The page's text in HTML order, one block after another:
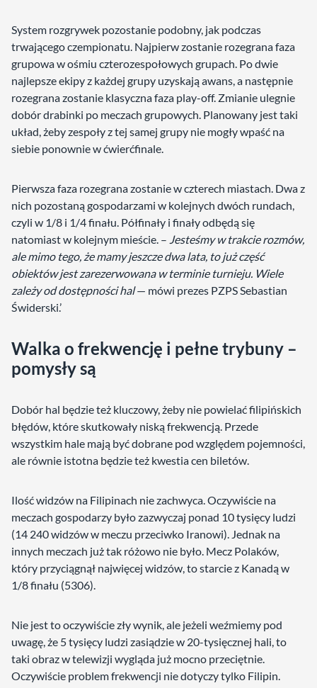
System rozgrywek pozostanie podobny, jak podczas
trwającego czempionatu. Najpierw zostanie rozegrana faza
grupowa w ośmiu czterozespołowych grupach. Po dwie
najlepsze ekipy z każdej grupy uzyskają awans, a następnie
rozegrana zostanie klasyczna faza play-off. Zmianie ulegnie
dobór drabinki po meczach grupowych. Planowany jest taki
układ, żeby zespoły z tej samej grupy nie mogły wpaść na
siebie ponownie w ćwierćfinale.
Pierwsza faza rozegrana zostanie w czterech miastach. Dwa z
nich pozostaną gospodarzami w kolejnych dwóch rundach,
czyli w 1/8 i 1/4 finału. Półfinały i finały odbędą się
natomiast w kolejnym mieście. – Jesteśmy w trakcie rozmów,
ale mimo tego, że mamy jeszcze dwa lata, to już część
obiektów jest zarezerwowana w terminie turnieju. Wiele
zależy od dostępności hal— mówi prezes PZPS Sebastian
Świderski.’
Walka o frekwencję i pełne trybuny –
pomysły są
Dobór hal będzie też kluczowy, żeby nie powielać filipińskich
błędów, które skutkowały niską frekwencją. Przede
wszystkim hale mają być dobrane pod względem pojemności,
ale równie istotna będzie też kwestia cen biletów.
Ilość widzów na Filipinach nie zachwyca. Oczywiście na
meczach gospodarzy było zazwyczaj ponad 10 tysięcy ludzi
(14 240 widzów w meczu przeciwko Iranowi). Jednak na
innych meczach już tak różowo nie było. Mecz Polaków,
który przyciągnął najwięcej widzów, to starcie z Kanadą w
1/8 finału (5306).
Nie jest to oczywiście zły wynik, ale jeżeli weźmiemy pod
uwagę, że 5 tysięcy ludzi zasiądzie w 20-tysięcznej hali, to
taki obraz w telewizji wygląda już mocno przeciętnie.
Oczywiście problem frekwencji nie dotyczy tylko Filipin.